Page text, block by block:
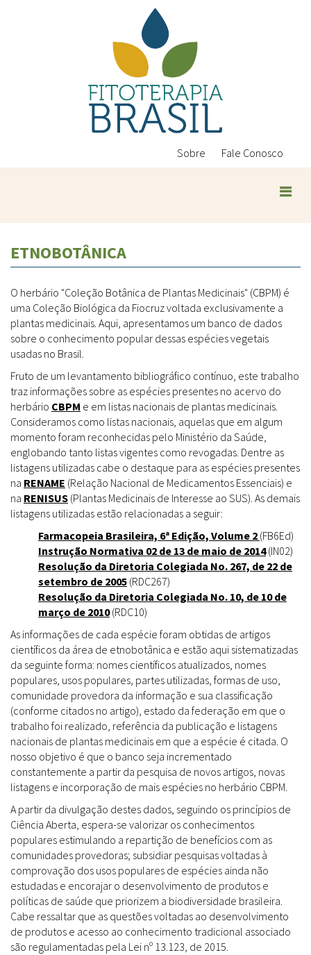
Sobre Fale Conosco
ETNOBOTÂNICA
O herbário "Coleção Botânica de Plantas Medicinais" (CBPM) é
uma Coleção Biológica da Fiocruz voltada exclusivamente a
plantas medicinais. Aqui, apresentamos um banco de dados
sobre o conhecimento popular dessas espécies vegetais
usadas no Brasil.
Fruto de um levantamento bibliográfico contínuo, este trabalho
traz informações sobre as espécies presentes no acervo do
herbário CBPM e em listas nacionais de plantas medicinais.
Consideramos como listas nacionais, aquelas que em algum
momento foram reconhecidas pelo Ministério da Saúde,
englobando tanto listas vigentes como revogadas. Dentre as
listagens utilizadas cabe o destaque para as espécies presentes
na RENAME (Relação Nacional de Medicamentos Essenciais) e
na RENISUS (Plantas Medicinais de Interesse ao SUS). As demais
listagens utilizadas estão relacionadas a seguir:
Farmacopeia Brasileira, 6ª Edição, Volume 2 (FB6Ed)
Instrução Normativa 02 de 13 de maio de 2014(IN02)
Resolução da Diretoria Colegiada No. 267, de 22 de
setembro de 2005 (RDC267)
Resolução da Diretoria Colegiada No. 10, de 10 de
março de 2010(RDC10)
As informações de cada espécie foram obtidas de artigos
científicos da área de etnobotânica e estão aqui sistematizadas
da seguinte forma: nomes científicos atualizados, nomes
populares, usos populares, partes utilizadas, formas de uso,
comunidade provedora da informação e sua classificação
(conforme citados no artigo), estado da federação em que o
trabalho foi realizado, referência da publicação e listagens
nacionais de plantas medicinais em que a espécie é citada. O
nosso objetivo é que o banco seja incrementado
constantemente a partir da pesquisa de novos artigos, novas
listagens e incorporação de mais espécies no herbário CBPM.
A partir da divulgação destes dados, seguindo os princípios de
Ciência Aberta, espera-se valorizar os conhecimentos
populares estimulando a repartição de benefícios com as
comunidades provedoras; subsidiar pesquisas voltadas à
comprovação dos usos populares de espécies ainda não
estudadas e encorajar o desenvolvimento de produtos e
políticas de saúde que priorizem a biodiversidade brasileira.
Cabe ressaltar que as questões voltadas ao desenvolvimento
de produtos e acesso ao conhecimento tradicional associado
são regulamentadas pela Lei nº 13.123, de 2015.